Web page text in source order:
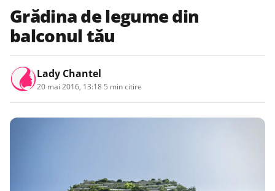
Grădina de legume din
balconul tău
Lady Chantel
20 mai 2016, 13:18 5 min citire